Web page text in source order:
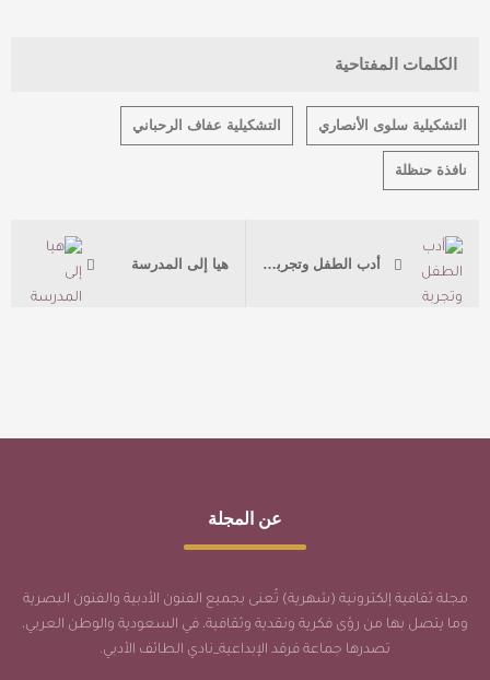
الكلمات المفتاحية
التشكيلية سلوى الأنصاري التشكيلية عفاف الرحباني
نافذة حنظلة
أدب الطفل وتجربة الكتابة التاريخية هيا إلى المدرسة
عن المجلة
مجلة ثقافية إلكترونية (شهرية) تُعنى بجميع الفنون الأدبية والفنون البصرية
وما يتصل بها من رؤى فكرية ونقدية وثقافية، في السعودية والوطن العربي،
تصدرها جماعة فرقد الإبداعية_نادي الطائف الأدبي.